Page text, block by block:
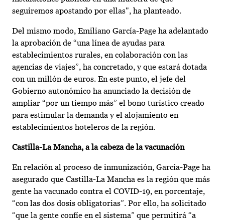
seguiremos apostando por ellas", ha planteado.
Del mismo modo, Emiliano García-Page ha adelantado
la aprobación de “una línea de ayudas para
establecimientos rurales, en colaboración con las
agencias de viajes”, ha concretado, y que estará dotada
con un millón de euros. En este punto, el jefe del
Gobierno autonómico ha anunciado la decisión de
ampliar “por un tiempo más” el bono turístico creado
para estimular la demanda y el alojamiento en
establecimientos hoteleros de la región.
Castilla-La Mancha, a la cabeza de la vacunación
En relación al proceso de inmunización, García-Page ha
asegurado que Castilla-La Mancha es la región que más
gente ha vacunado contra el COVID-19, en porcentaje,
“con las dos dosis obligatorias”. Por ello, ha solicitado
“que la gente confíe en el sistema” que permitirá “a